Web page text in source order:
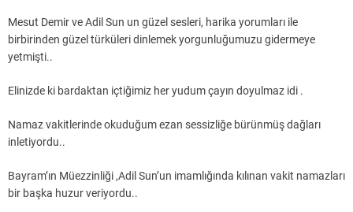
Mesut Demir ve Adil Sun un güzel sesleri, harika yorumları ile
birbirinden güzel türküleri dinlemek yorgunluğumuzu gidermeye
yetmişti..
Elinizde ki bardaktan içtiğimiz her yudum çayın doyulmaz idi .
Namaz vakitlerinde okuduğum ezan sessizliğe bürünmüş dağları
inletiyordu..
Bayram’ın Müezzinliği ,Adil Sun’un imamlığında kılınan vakit namazları
bir başka huzur veriyordu..